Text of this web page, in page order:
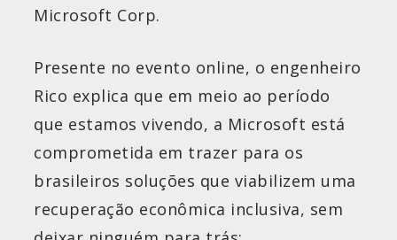
Microsoft Corp.
Presente no evento online, o engenheiro
Rico explica que em meio ao período
que estamos vivendo, a Microsoft está
comprometida em trazer para os
brasileiros soluções que viabilizem uma
recuperação econômica inclusiva, sem